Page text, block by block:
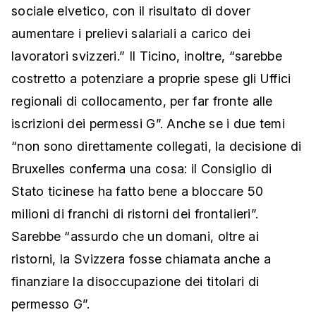
sociale elvetico, con il risultato di dover
aumentare i prelievi salariali a carico dei
lavoratori svizzeri.” Il Ticino, inoltre, “sarebbe
costretto a potenziare a proprie spese gli Uffici
regionali di collocamento, per far fronte alle
iscrizioni dei permessi G”. Anche se i due temi
“non sono direttamente collegati, la decisione di
Bruxelles conferma una cosa: il Consiglio di
Stato ticinese ha fatto bene a bloccare 50
milioni di franchi di ristorni dei frontalieri”.
Sarebbe “assurdo che un domani, oltre ai
ristorni, la Svizzera fosse chiamata anche a
finanziare la disoccupazione dei titolari di
permesso G”.